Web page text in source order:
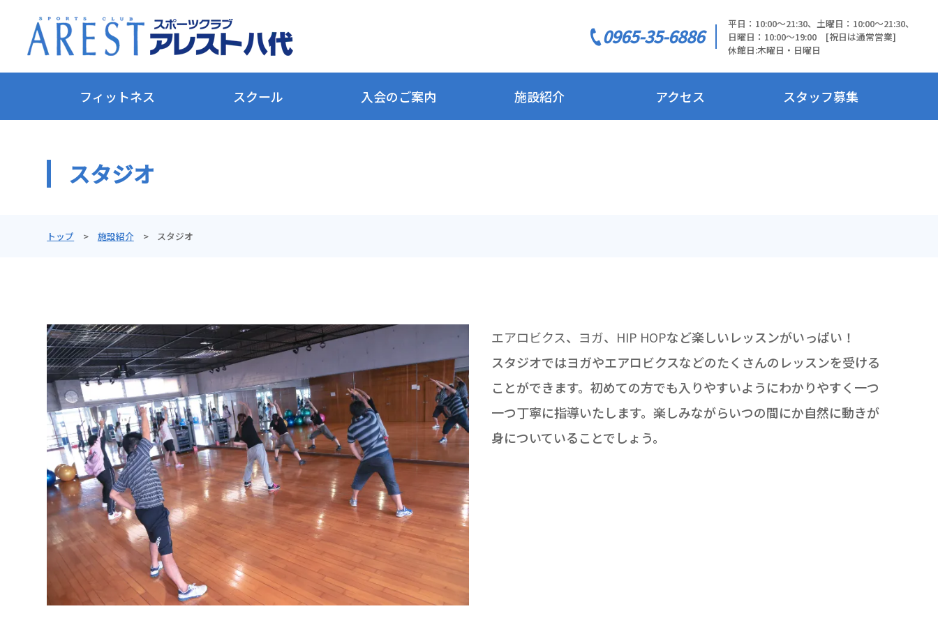
0965-35-6886
平日：10:00～21:30、土曜日：10:00～21:30、
日曜日：10:00～19:00 [祝日は通常営業]
休館日:木曜日・日曜日
フィットネス スクール 入会のご案内 施設紹介 アクセス スタッフ募集
スタジオ
トップ 施設紹介 スタジオ
エアロビクス、 ヨガ、 HIP HOPなど楽しいレッスンがいっぱい！
スタジオではヨガやエアロビクスなどのたくさんのレッスンを受ける
ことができます。初めての方でも入りやすいようにわかりやすく一つ
一つ丁寧に指導いたします。楽しみながらいつの間にか自然に動きが
身についていることでしょう。